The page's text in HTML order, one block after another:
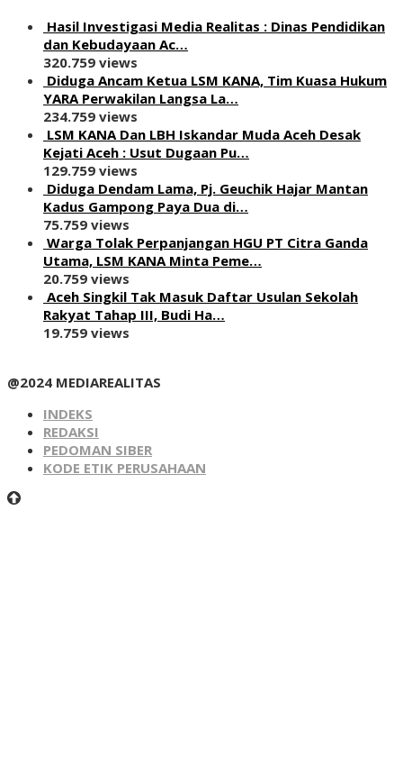
Hasil Investigasi Media Realitas : ‎Dinas Pendidikan
dan Kebudayaan Ac…
320.759 views
Diduga Ancam Ketua LSM KANA, Tim Kuasa Hukum
YARA Perwakilan Langsa La…
234.759 views
LSM KANA Dan LBH Iskandar Muda Aceh Desak
Kejati Aceh : Usut Dugaan Pu…
129.759 views
Diduga Dendam Lama, Pj. Geuchik Hajar Mantan
Kadus Gampong Paya Dua di…
75.759 views
Warga Tolak Perpanjangan HGU PT Citra Ganda
Utama, LSM KANA Minta Peme…
20.759 views
Aceh Singkil Tak Masuk Daftar Usulan Sekolah
Rakyat Tahap III, Budi Ha…
19.759 views
@2024 MEDIAREALITAS
INDEKS
REDAKSI
PEDOMAN SIBER
KODE ETIK PERUSAHAAN